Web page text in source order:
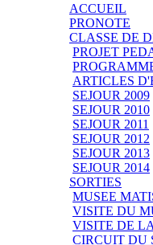
ACCUEIL
PRONOTE
CLASSE DE
PROJET
ARTICLES
SEJOUR 2009
SEJOUR 2010
SEJOUR 2011
SEJOUR 2012
SEJOUR 2013
SEJOUR 2014
SORTIES
MUSEE
VISITE DU
VISITE DE
CIRCUIT DU